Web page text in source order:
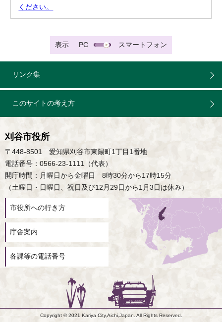
ください。
表示 PC スマートフォン
リンク集
このサイトの考え方
刈谷市役所
〒448-8501 愛知県刈谷市東陽町1丁目1番地
電話番号：0566-23-1111（代表）
開庁時間：月曜日から金曜日 8時30分から17時15分
（土曜日・日曜日、祝日及び12月29日から1月3日は休み）
市役所への行き方
庁舎案内
各課等の電話番号
Copyright © 2021 Kariya City,Aichi,Japan. All Rights Reserved.